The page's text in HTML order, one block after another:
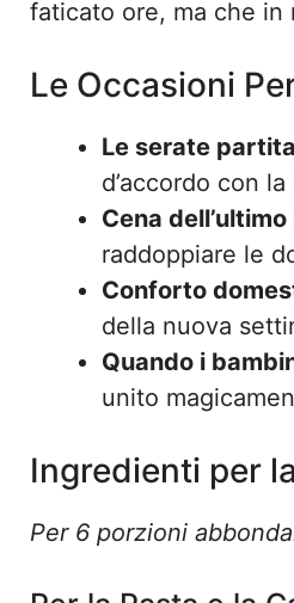
faticato ore, ma che in
Le Occasioni
Le serate
d’accordo con la
Cena
raddoppiare le
Conforto
della nuova
Quando i
unito
Ingredienti per
Per 6 porzioni